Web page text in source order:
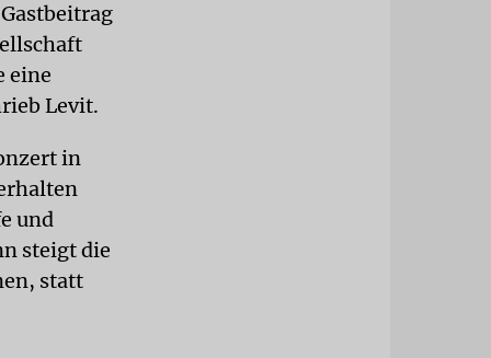
eine
Levit.
in
und
steigt die
statt